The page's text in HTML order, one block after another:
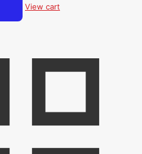
View cart